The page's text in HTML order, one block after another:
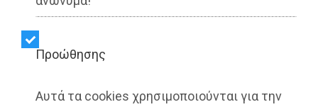
Προώθησης
Αυτά τα cookies χρησιμοποιούνται για την
Dimotisnews | 17/11/2025 - 14:05
▶️ Ακούστε το κείμενο